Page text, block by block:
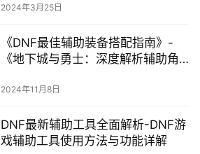
局
2024年3月25日
《DNF最佳辅助装备搭配指南》-
《地下城与勇士：深度解析辅助角
2024年11月8日
DNF最新辅助工具全面解析-DNF游
戏辅助工具使用方法与功能详解